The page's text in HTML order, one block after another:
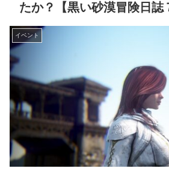
たか？【黒い砂漠冒険日誌
イベント